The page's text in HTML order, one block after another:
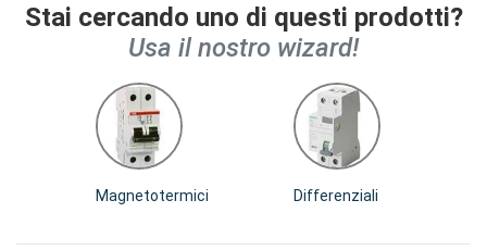
Stai cercando uno di questi prodotti?
Usa il nostro wizard!
Magnetotermici Differenziali